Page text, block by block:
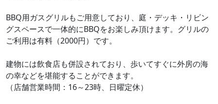
BBQ用ガスグリルもご用意しており、庭・デッキ・リビン
グスペースで一体的にBBQをお楽しみ頂けます。グリルの
ご利用は有料（2000円）です。
建物には飲食店も併設されており、歩いてすぐに外房の海
の幸などを堪能することができます。
（店舗営業時間：16～23時、日曜定休）